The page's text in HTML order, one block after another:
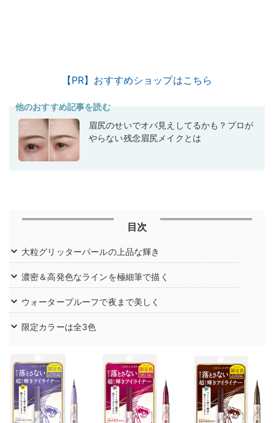
【PR】おすすめショップはこちら
他のおすすめ記事を読む
眉尻のせいでオバ見えしてるかも？プロが
やらない残念眉尻メイクとは
目次
大粒グリッターパールの上品な輝き
濃密＆高発色なラインを極細筆で描く
ウォータープルーフで夜まで美しく
限定カラーは全3色